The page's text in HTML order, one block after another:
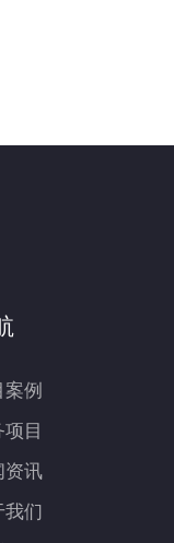
例
项目
资讯
我们